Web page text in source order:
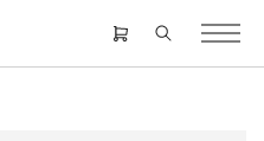
Header
right